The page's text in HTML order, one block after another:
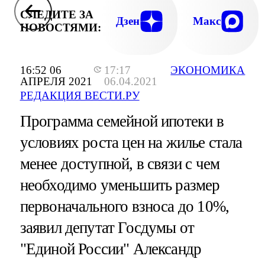
16:52 06
АПРЕЛЯ 2021
17:17
06.04.2021
РЕДАКЦИЯ ВЕСТИ.РУ
ЭКОНОМИКА
СЛЕДИТЕ ЗА
НОВОСТЯМИ:
Дзен Макс
Программа семейной ипотеки в
условиях роста цен на жилье стала
менее доступной, в связи с чем
необходимо уменьшить размер
первоначального взноса до 10%,
заявил депутат Госдумы от
"Единой России" Александр